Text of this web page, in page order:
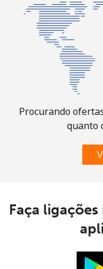
Procurando
quanto
Faça